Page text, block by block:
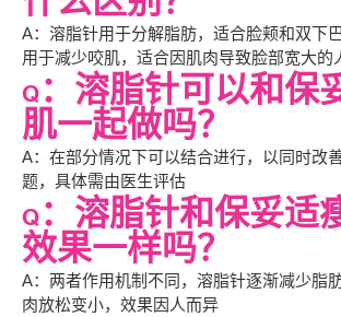
A：溶脂针用于分解脂肪，适合脸颊和双下
用于减少咬肌，适合因肌肉导致脸部宽大的
Q：溶脂针可以和保
肌一起做吗？
A：在部分情况下可以结合进行，以同时改
题，具体需由医生评估
Q：溶脂针和保妥适
效果一样吗？
A：两者作用机制不同，溶脂针逐渐减少脂
肉放松变小，效果因人而异